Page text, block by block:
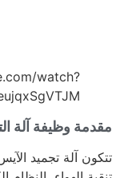
watch?
مقدمة وظيفة آلة
تتكون آلة تجميد